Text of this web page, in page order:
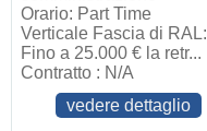
Orario: Part Time
Verticale Fascia di RAL:
Fino a 25.000 € la retr...
Contratto : N/A
vedere dettaglio